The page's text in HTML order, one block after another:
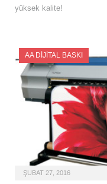
yüksek kalite!
AA DIJITAL BASKI
ŞUBAT 27, 2016